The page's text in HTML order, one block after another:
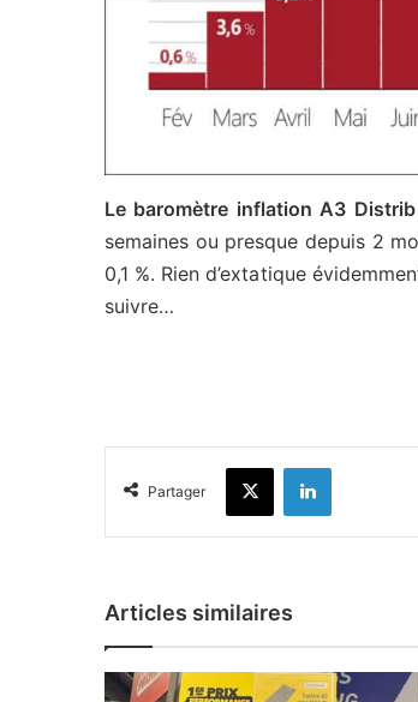
Le baromètre inflation A3
semaines ou presque depuis 2
0,1 %. Rien d’extatique
suivre…
Partager
X Linkedin
Articles similaires